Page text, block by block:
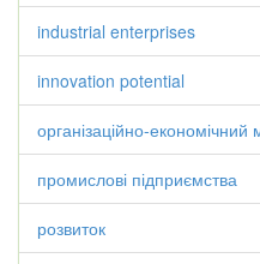
industrial enterprises
innovation potential
організаційно-економічний
промислові підприємства
розвиток